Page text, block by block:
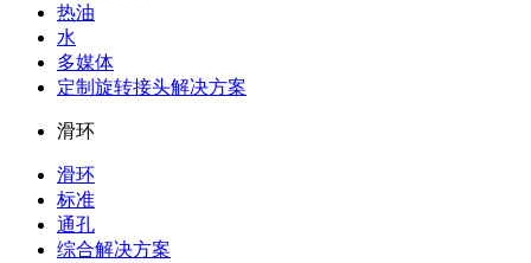
热油
水
多媒体
定制旋转接头解决方案
滑环
滑环
标准
通孔
综合解决方案